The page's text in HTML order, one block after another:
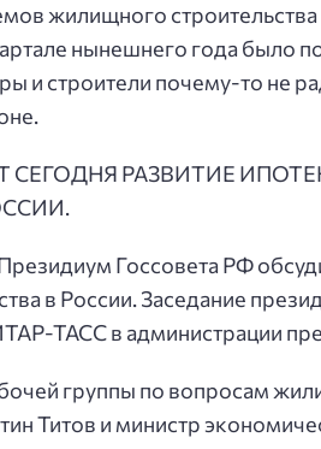
жилищного
нынешнего года было
и строители почему-то не
СЕГОДНЯ РАЗВИТИЕ
Госсовета РФ
в России. Заседание
ТАСС в администрации
группы по вопросам
Титов и министр